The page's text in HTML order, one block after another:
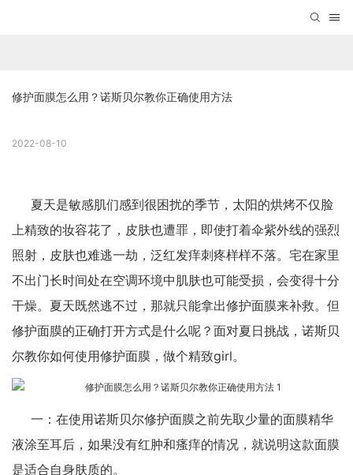
修护面膜怎么用？诺斯贝尔教你正确使用方法
2022-08-10
夏天是敏感肌们感到很困扰的季节，太阳的烘烤不仅脸
上精致的妆容花了，皮肤也遭罪，即使打着伞紫外线的强烈
照射，皮肤也难逃一劫，泛红发痒刺疼样样不落。宅在家里
不出门长时间处在空调环境中肌肤也可能受损，会变得十分
干燥。夏天既然逃不过，那就只能拿出修护面膜来补救。但
修护面膜的正确打开方式是什么呢？面对夏日挑战，诺斯贝
尔教你如何使用修护面膜，做个精致girl。
一：在使用诺斯贝尔修护面膜之前先取少量的面膜精华
液涂至耳后，如果没有红肿和瘙痒的情况，就说明这款面膜
是适合自身肤质的。